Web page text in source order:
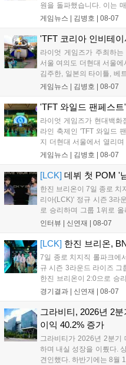
원을 돌파했습니다. 이는
스포츠 대회 FWC의 영향
은 전년 대비 매출과 이용
다. 오는 10월 필리핀 마닐
FWC 그랜드 파이널이 개
통해 커뮤니티 중심의 장
게임뉴스 | 김병호 08-07
'TFT 코리아 인비테
라이엇 게임즈가 주최하
서울 여의도 더현대 서울
김주한, 일본의 타이틀, 베
는 소속팀 없이 개인 자격
17일까지 이어지는 이번
거리를 제공하며, 이후 현
니다. 연말에는 라스베이
게임뉴스 | 김병호 08-07
'TFT 와일드 팬페스
라이엇 게임즈가 현대백화
라인 축제인 'TFT 와일드
지 더현대 서울에서 열리
는 체험, 스페셜, 무대 존이
연 등 다채로운 일정이 준
만큼 큰 인기를 끌고 있다....
게임뉴스 | 김병호 08-07
[LCK] 데뷔 첫 POM '
한진 브리온이 7일 종로 치
리아(LCK)' 정규 시즌 3라
로 승리하며 그룹 1위로
들어내면서 이어질 4라운
인터뷰 | 신연재 08-07
[LCK] 한진 브리온,
7일 종로 치지직 롤파크에
규 시즌 3라운드 라이즈 그
한진 브리온이 2:0으로 승
엑스를 제치고 라이즈 그룹
경기결과 | 신연재 08-07
그라비티, 2026년 2
이익 40.2% 증가
그라비티가 2026년 2분기
하며 내실 성장을 이뤘다.
견인했다. 하반기에는 8월